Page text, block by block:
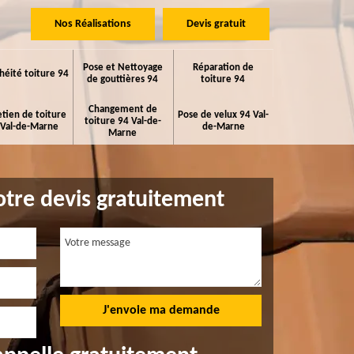
Nos Réalisations Devis gratuit
toiture 94
Pose et Nettoyage
de gouttières 94
Réparation de
toiture 94
de toiture
de-Marne
Changement de
toiture 94 Val-de-
Marne
Pose de velux 94 Val-
de-Marne
devis gratuitement